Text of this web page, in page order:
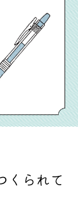
くられて